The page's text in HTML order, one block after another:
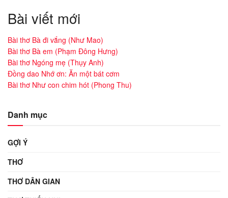
Bài viết mới
Bài thơ Bà đi vắng (Như Mao)
Bài thơ Bà em (Phạm Đông Hưng)
Bài thơ Ngóng mẹ (Thụy Anh)
Đồng dao Nhớ ơn: Ăn một bát cơm
Bài thơ Như con chim hót (Phong Thu)
Danh mục
GỢI Ý
THƠ
THƠ DÂN GIAN